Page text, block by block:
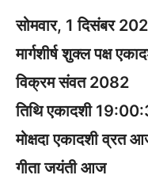
सोमवार, 1 दिसंबर
मार्गशीर्ष शुक्ल पक्ष
विक्रम संवत 2082
तिथि एकादशी
मोक्षदा एकादशी व्रत
गीता जयंती आज